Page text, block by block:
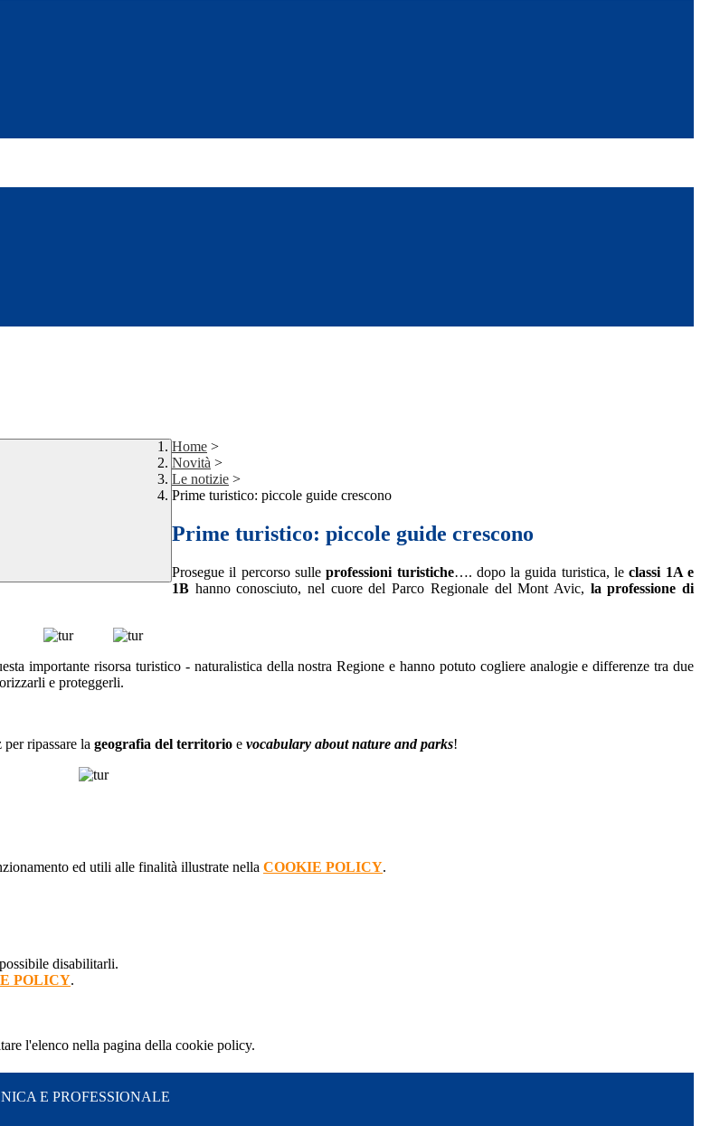
Home >
Novità >
Le notizie >
Prime turistico: piccole guide crescono
Prime turistico: piccole guide crescono
Prosegue il percorso sulleprofessioni turistiche…. dopo la guida turistica, leclassi 1A e
1B hanno conosciuto, nel cuore del Parco Regionale del Mont Avic, la professione di
importante risorsa turistico - naturalistica della nostra Regione e hanno potuto cogliere analogie e differenze tra due
e proteggerli.
ripassare la geografia del territorio e vocabulary about nature and parks!
ed utili alle finalità illustrate nella COOKIE POLICY.
disabilitarli.
POLICY.
l'elenco nella pagina della cookie policy.
E PROFESSIONALE